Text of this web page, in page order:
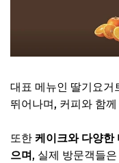
대표 메뉴인 딸기요거
뛰어나며, 커피와 함
또한 케이크와 다양한
으며, 실제 방문객들